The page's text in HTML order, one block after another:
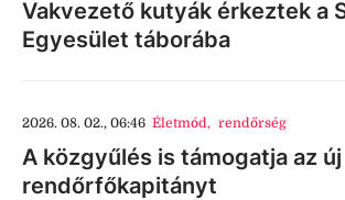
Vakvezető kutyák érkeztek a
Egyesület táborába
2026. 08. 02., 06:46 Életmód, rendőrség
A közgyűlés is támogatja az új
rendőrfőkapitányt